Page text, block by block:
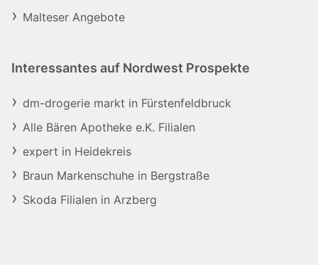
Malteser Angebote
Interessantes auf Nordwest Prospekte
dm-drogerie markt in Fürstenfeldbruck
Alle Bären Apotheke e.K. Filialen
expert in Heidekreis
Braun Markenschuhe in Bergstraße
Skoda Filialen in Arzberg